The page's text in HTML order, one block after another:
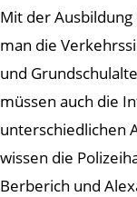
Mit der
man die
und
müssen auch die
unterschiedlichen
wissen die
Berberich und